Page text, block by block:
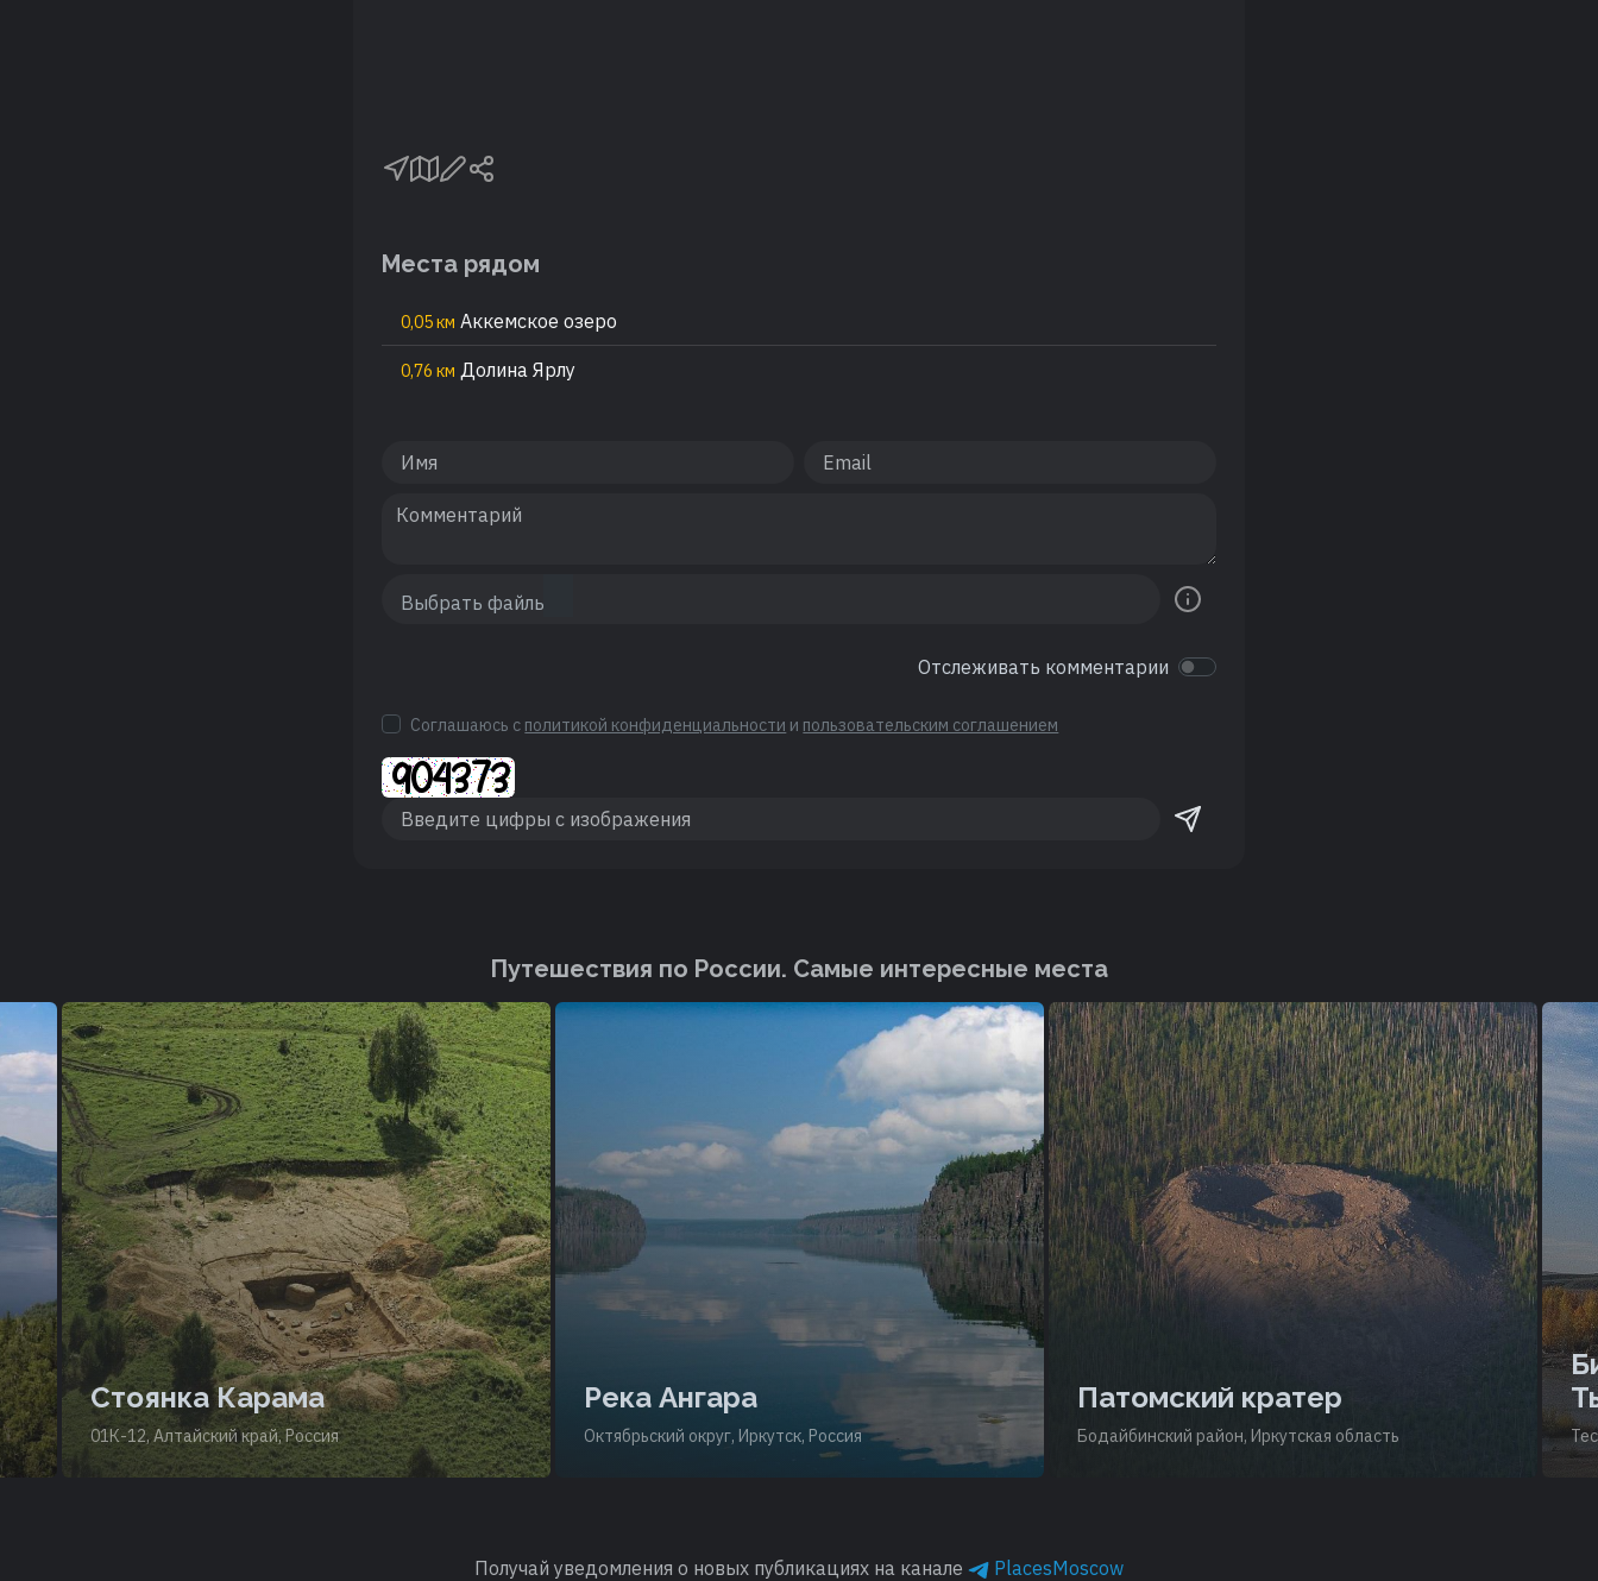
Места рядом
0,05 км Аккемское озеро
0,76 км Долина Ярлу
Отслеживать комментарии
Соглашаюсь с политикой конфиденциальности и пользовательским соглашением
Путешествия по России. Cамые интересные места
Стоянка Карама
01К-12, Алтайский край, Россия
Река Ангара
Октябрьский округ, Иркутск, Россия
Патомский кратер
Бодайбинский район, Иркутская область
Получай уведомления о новых публикациях на канале PlacesMoscow